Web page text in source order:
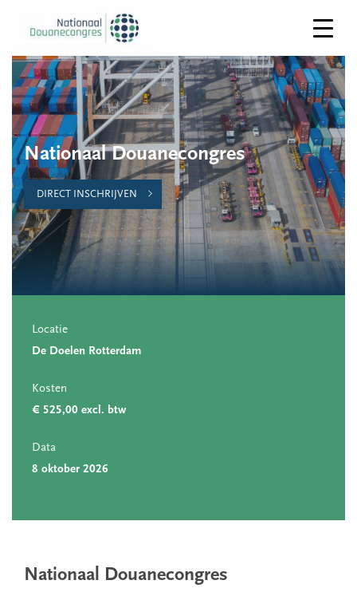
Nationaal Douanecongres
DIRECT INSCHRIJVEN
Locatie
De Doelen Rotterdam
Kosten
€ 525,00 excl. btw
Data
8 oktober 2026
Nationaal Douanecongres